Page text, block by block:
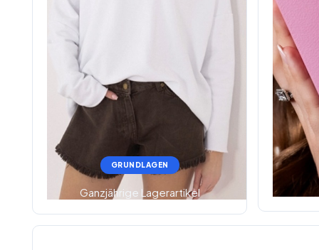
GRUNDLAGEN
Ganzjährige Lagerartikel